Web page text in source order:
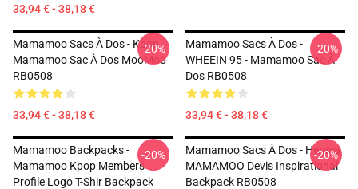
33,94 € - 38,18 €
Mamamoo Sacs À Dos - Kpop
Mamamoo Sac À Dos MooMoo
RB0508
33,94 € - 38,18 €
-20%
Mamamoo Sacs À Dos -
WHEEIN 95 - Mamamoo Sac À
Dos RB0508
33,94 € - 38,18 €
-20%
Mamamoo Backpacks -
Mamamoo Kpop Members
Profile Logo T-Shir Backpack
-20%
Mamamoo Sacs À Dos - Hwasa
MAMAMOO Devis Inspirational
Backpack RB0508
-20%